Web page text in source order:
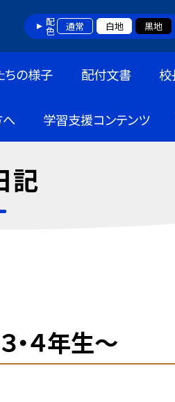
配色 通常 白地 黒地
ちの様子 配付文書 校
学習支援コンテンツ
記
４年生〜